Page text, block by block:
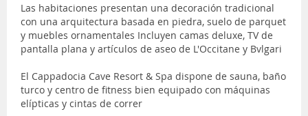
Las habitaciones presentan una decoración tradicional
con una arquitectura basada en piedra, suelo de parquet
y muebles ornamentales Incluyen camas deluxe, TV de
pantalla plana y artículos de aseo de L'Occitane y Bvlgari
El Cappadocia Cave Resort & Spa dispone de sauna, baño
turco y centro de fitness bien equipado con máquinas
elípticas y cintas de correr